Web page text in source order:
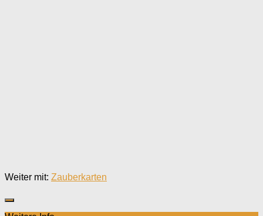
Weiter mit: Zauberkarten